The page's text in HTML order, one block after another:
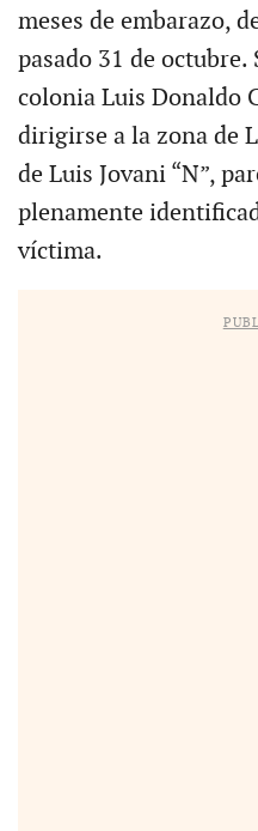
meses de embarazo,
pasado 31 de octubre.
colonia Luis Donaldo
dirigirse a la zona de
de Luis Jovani “N”,
plenamente
víctima.